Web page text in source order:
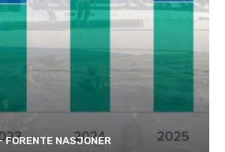
FORENTE NASJONER